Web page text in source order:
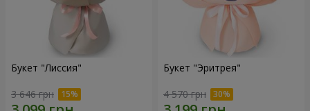
Букет "Лиссия"
3 646 грн
Букет "Эритрея"
4 570 грн